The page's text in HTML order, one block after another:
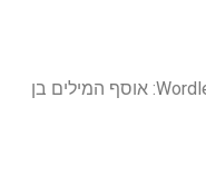
גיליון הרמאות המושלם של Wordle: אוסף המילים בן